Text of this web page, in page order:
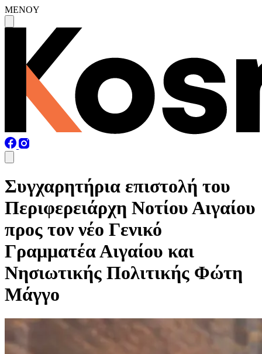
MENOY
Συγχαρητήρια επιστολή του
Περιφερειάρχη Νοτίου Αιγαίου
προς τον νέο Γενικό
Γραμματέα Αιγαίου και
Νησιωτικής Πολιτικής Φώτη
Μάγγο